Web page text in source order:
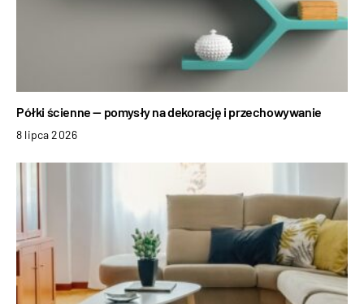
Półki ścienne — pomysły na dekorację i przechowywanie
8 lipca 2026